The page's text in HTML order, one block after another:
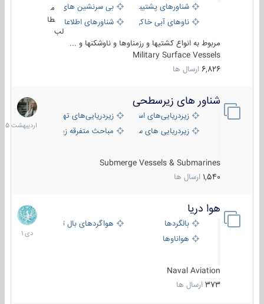
شناورهای پشتیبانی
بی سرنشین های دریایی
ناوهای آبی خاکی و نیروبرشناورهای اطلاعاتی و جاسوسی
طا
لب
مربوط به انواع کشتیها و رزمناوها و ناوشکنها و ...
Military Surface Vessels
6,826 ارسال ها
شناور های زیرسطحی
زیردریایی‌های استراتژیکزیردریایی‌های تهاجمی
زیردریایی های سبک
مباحث متفرقه زیرسطحی
Submerge Vessels & Submarines
1,540 ارسال ها
31
1405
هوا دریا
بالگردها
هواگردهای بال ثابت
هواناوها
Naval Aviation
373 ارسال ها
12
دی
1401